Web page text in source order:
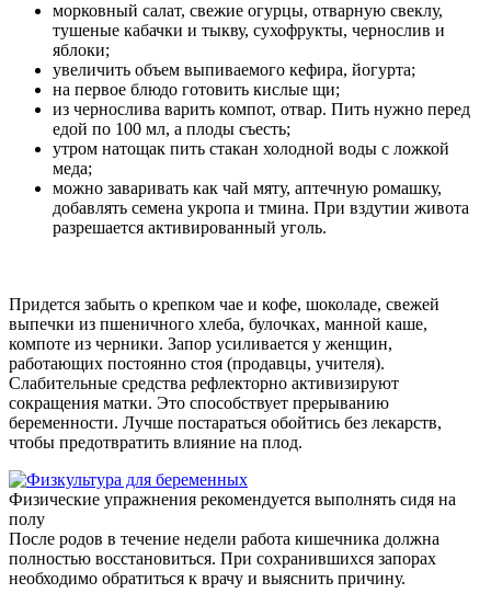
морковный салат, свежие огурцы, отварную свеклу,
тушеные кабачки и тыкву, сухофрукты, чернослив и
яблоки;
увеличить объем выпиваемого кефира, йогурта;
на первое блюдо готовить кислые щи;
из чернослива варить компот, отвар. Пить нужно перед
едой по 100 мл, а плоды съесть;
утром натощак пить стакан холодной воды с ложкой
меда;
можно заваривать как чай мяту, аптечную ромашку,
добавлять семена укропа и тмина. При вздутии живота
разрешается активированный уголь.
Придется забыть о крепком чае и кофе, шоколаде, свежей
выпечки из пшеничного хлеба, булочках, манной каше,
компоте из черники. Запор усиливается у женщин,
работающих постоянно стоя (продавцы, учителя).
Слабительные средства рефлекторно активизируют
сокращения матки. Это способствует прерыванию
беременности. Лучше постараться обойтись без лекарств,
чтобы предотвратить влияние на плод.
Физические упражнения рекомендуется выполнять сидя на
полу
После родов в течение недели работа кишечника должна
полностью восстановиться. При сохранившихся запорах
необходимо обратиться к врачу и выяснить причину.